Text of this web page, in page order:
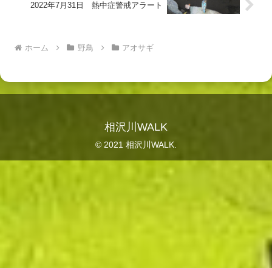
2022年7月31日 熱中症警戒アラート
ホーム 野鳥 アオサギ
相沢川WALK
© 2021 相沢川WALK.